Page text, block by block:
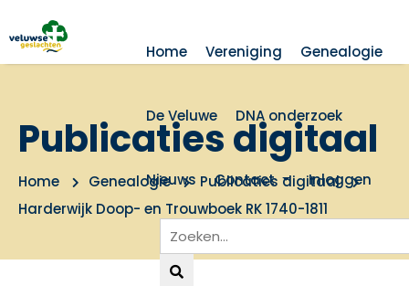
Home Vereniging Genealogie
De Veluwe DNA onderzoek
Nieuws Contact Inloggen
Publicaties digitaal
Home Genealogie
Publicaties digitaal
Harderwijk Doop- en Trouwboek RK 1740-1811